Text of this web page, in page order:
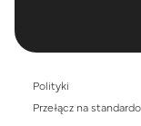
Polityki
Przełącz na